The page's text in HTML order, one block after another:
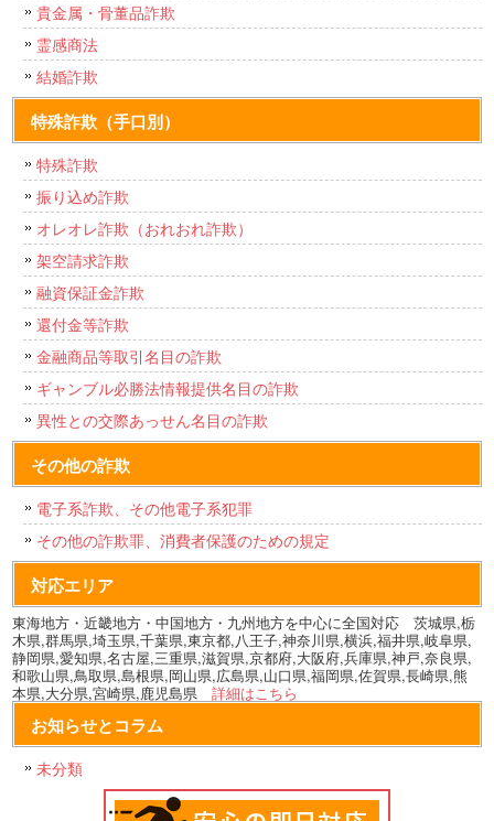
貴金属・骨董品詐欺
霊感商法
結婚詐欺
特殊詐欺（手口別）
特殊詐欺
振り込め詐欺
オレオレ詐欺（おれおれ詐欺）
架空請求詐欺
融資保証金詐欺
還付金等詐欺
金融商品等取引名目の詐欺
ギャンブル必勝法情報提供名目の詐欺
異性との交際あっせん名目の詐欺
その他の詐欺
電子系詐欺、その他電子系犯罪
その他の詐欺罪、消費者保護のための規定
対応エリア
東海地方・近畿地方・中国地方・九州地方を中心に全国対応 茨城県,栃
木県,群馬県,埼玉県,千葉県,東京都,八王子,神奈川県,横浜,福井県,岐阜県,
静岡県,愛知県,名古屋,三重県,滋賀県,京都府,大阪府,兵庫県,神戸,奈良県,
和歌山県,鳥取県,島根県,岡山県,広島県,山口県,福岡県,佐賀県,長崎県,熊
本県,大分県,宮崎県,鹿児島県詳細はこちら
お知らせとコラム
未分類